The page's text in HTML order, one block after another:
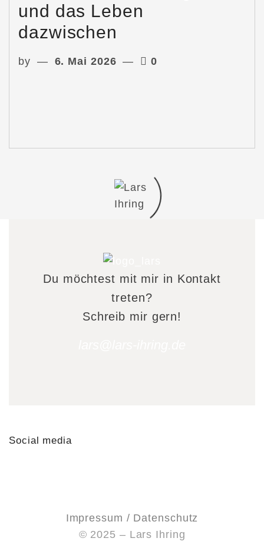
und das Leben
dazwischen
by 6. Mai 2026 0
Du möchtest mit mir in Kontakt
treten?
Schreib mir gern!
Social media
Impressum / Datenschutz
© 2025 – Lars Ihring